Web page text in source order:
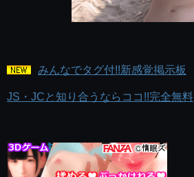
みんなでタグ付!!新感覚掲示板
JS・JCと知り合うならココ!!完全無料